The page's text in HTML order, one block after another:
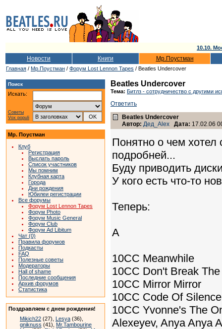
10.10.
Новости Книги Мр.Поустман
Главная / Мр.Поустман / Форум Lost Lennon Tapes / Beatles Undercover
Поиск
Искать:
Советы
Vox populi
Мр. Поустман
Клуб
Регистрация
Выслать пароль
Список участников
Мы помним
Клубная карта
Города
Дни рождения
Юбилеи регистрации
Все форумы
Форум Lost Lennon Tapes
Форум Photo
Форум Music General
Форум Club
Форум Ad Libitum
Чат (0)
Правила форумов
Подкасты
FAQ
Полезные советы
Модераторы
Hall of shame
Последние сообщения
Архив форумов
Статистика
Поздравляем с днем рождения!
Mikich22 (27), Lesya (36),
gniknuss (41), Mr.Tambourine
Beatles Undercover
Тема: Битлз - сотрудничество с другими
Ответить
Beatles Undercover
Автор: Дед_Alex Дата: 17.02.06
Понятно о чем хотел
подробней...
Буду приводить
У кого есть что-то
Теперь:
A
10CC Meanwhile
10CC Don't Break
10CC Mirror Mirror
10CC Code Of
10CC Yvonne's The
Alexeyev, Anya Anya